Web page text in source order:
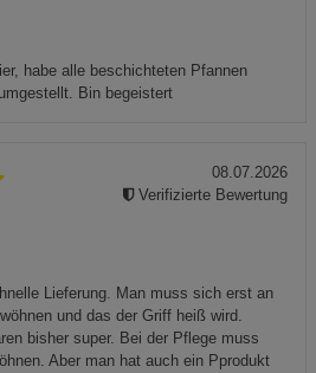
habe alle beschichteten Pfannen
Bin begeistert
Lieferung. Man muss sich erst an
und das der Griff heiß wird.
bisher super. Bei der Pflege muss
Aber man hat auch ein Pprodukt
08.07.2026
Verifizierte Bewertung